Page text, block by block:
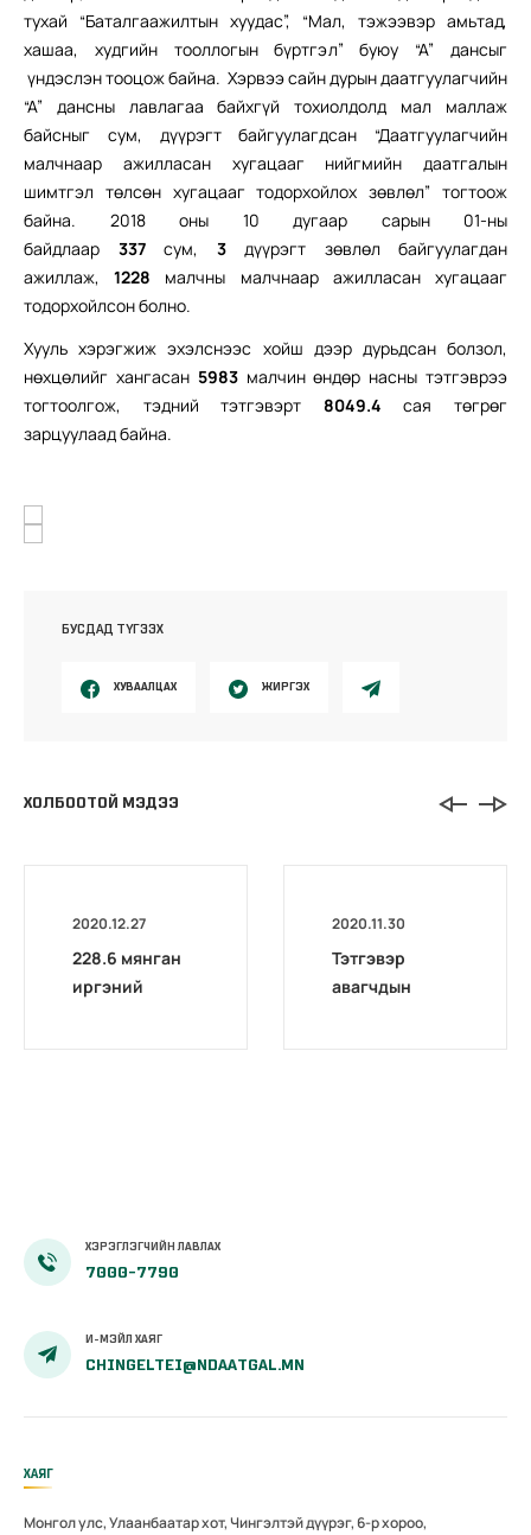
тухай “Баталгаажилтын хуудас”, “Мал, тэжээвэр амьтад,
хашаа, худгийн тооллогын бүртгэл” буюу “А” дансыг
үндэслэн тооцож байна. Хэрвээ сайн дурын даатгуулагчийн
“А” дансны лавлагаа байхгүй тохиолдолд мал маллаж
байсныг сум, дүүрэгт байгуулагдсан “Даатгуулагчийн
малчнаар ажилласан хугацааг нийгмийн даатгалын
шимтгэл төлсөн хугацааг тодорхойлох зөвлөл” тогтоож
байна. 2018 оны 10 дугаар сарын 01-ны
байдлаар 337сум, 3дүүрэгт зөвлөл байгуулагдан
ажиллаж,1228 малчны малчнаар ажилласан хугацааг
тодорхойлсон болно.
Хууль хэрэгжиж эхэлснээс хойш дээр дурьдсан болзол,
нөхцөлийг хангасан 5983малчин өндөр насны тэтгэврээ
тогтоолгож, тэдний тэтгэвэрт 8049.4 сая төгрөг
зарцуулаад байна.
БУСДАД ТҮГЭЭХ
ХУВААЛЦАХ ЖИРГЭХ
ХОЛБООТОЙ МЭДЭЭ
2020.12.27
228.6 мянган
иргэний
2020.11.30
Тэтгэвэр
авагчдын
ХЭРЭГЛЭГЧИЙН ЛАВЛАХ
7000-7790
И-МЭЙЛ ХАЯГ
CHINGELTEI@NDAATGAL.MN
ХАЯГ
Монгол улс, Улаанбаатар хот, Чингэлтэй дүүрэг, 6-р хороо,